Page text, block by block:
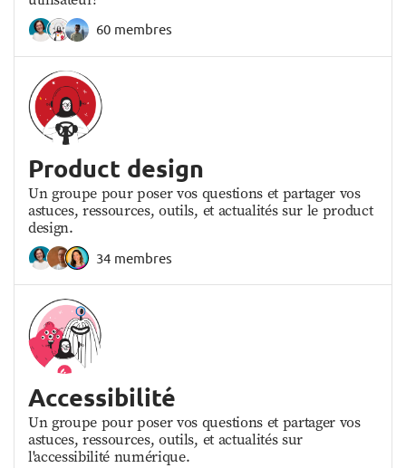
60 membres
Product design
Un groupe pour poser vos questions et partager vos
astuces, ressources, outils, et actualités sur le product
design.
34 membres
Accessibilité
Un groupe pour poser vos questions et partager vos
astuces, ressources, outils, et actualités sur
l'accessibilité numérique.